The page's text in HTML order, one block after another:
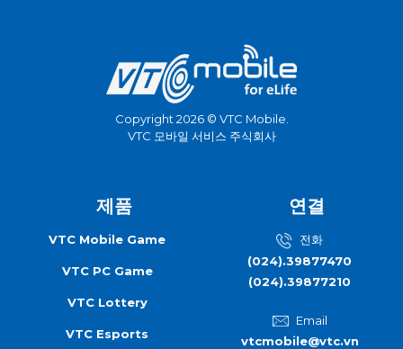
Copyright 2026 © VTC Mobile.
VTC 모바일 서비스 주식회사
제품
VTC Mobile Game
VTC PC Game
VTC Lottery
VTC Esports
연결
전화
(024).39877470
(024).39877210
Email
vtcmobile@vtc.vn